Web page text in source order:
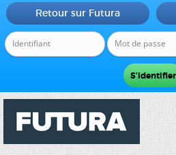
Retour sur Futura